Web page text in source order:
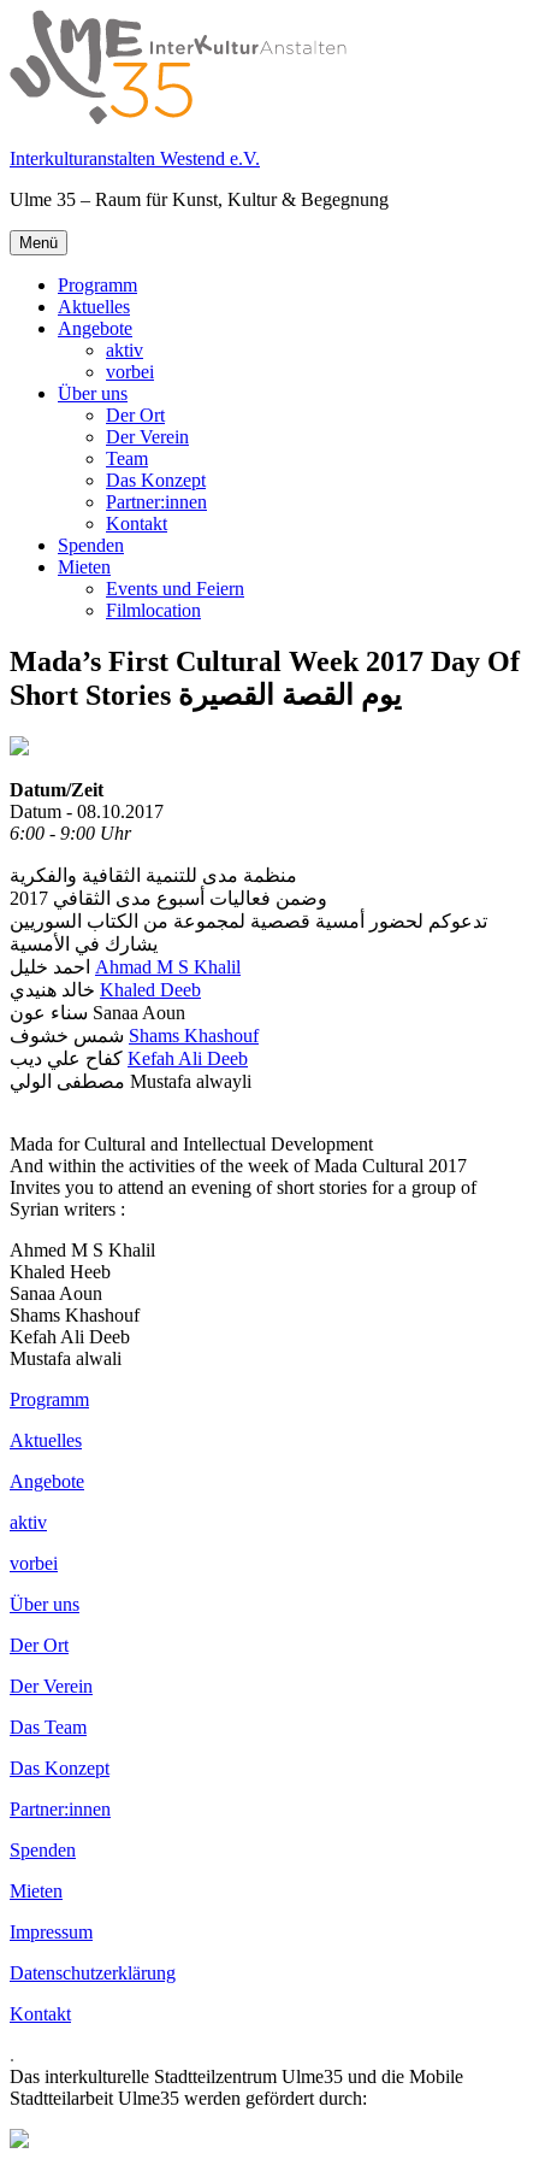
Springe
zum
Inhalt
Interkulturanstalten Westend e.V.
Ulme 35 – Raum für Kunst, Kultur & Begegnung
Primäres
Menü
Menü
Programm
Aktuelles
Angebote
aktiv
vorbei
Über uns
Der Ort
Der Verein
Team
Das Konzept
Partner:innen
Kontakt
Spenden
Mieten
Events und Feiern
Filmlocation
Mada’s First Cultural Week 2017 Day Of
Short Stories يوم القصة القصيرة
Datum/Zeit
Datum - 08.10.2017
6:00 - 9:00 Uhr
منظمة مدى للتنمية الثقافية والفكرية
وضمن فعاليات أسبوع مدى الثقافي 2017
تدعوكم لحضور أمسية قصصية لمجموعة من الكتاب السوريين
يشارك في الأمسية
Ahmad M S Khalil
Khaled Deeb
سناء عون Sanaa Aoun
Shams Khashouf
Kefah Ali Deeb
مصطفى الولي Mustafa alwayli
Mada for Cultural and Intellectual Development
And within the activities of the week of Mada Cultural 2017
Invites you to attend an evening of short stories for a group of
Syrian writers :
Ahmed M S Khalil
Khaled Heeb
Sanaa Aoun
Shams Khashouf
Kefah Ali Deeb
Mustafa alwali
Footer
Inhalt
Programm
Aktuelles
Angebote
aktiv
vorbei
Über uns
Der Ort
Der Verein
Das Team
Das Konzept
Partner:innen
Spenden
Mieten
Impressum
Datenschutzerklärung
Kontakt
.
Das interkulturelle Stadtteilzentrum Ulme35 und die Mobile
Stadtteilarbeit Ulme35 werden gefördert durch: